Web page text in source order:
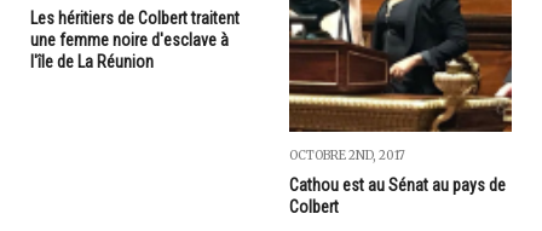
Les héritiers de Colbert traitent
une femme noire d'esclave à
l'île de La Réunion
OCTOBRE 2ND, 2017
Cathou est au Sénat au pays de
Colbert